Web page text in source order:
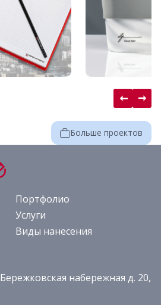
Больше проектов
Портфолио
Услуги
Виды нанесения
набережная д. 20,